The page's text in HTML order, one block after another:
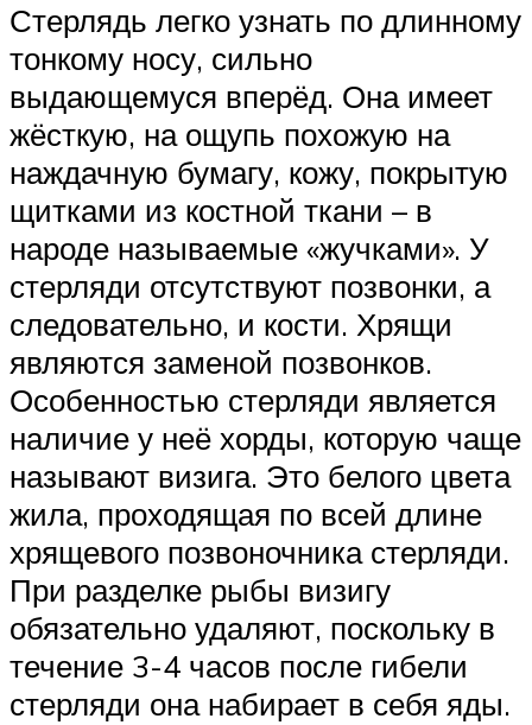
Стерлядь легко узнать по длинному
тонкому носу, сильно
выдающемуся вперёд. Она имеет
жёсткую, на ощупь похожую на
наждачную бумагу, кожу, покрытую
щитками из костной ткани – в
народе называемые «жучками». У
стерляди отсутствуют позвонки, а
следовательно, и кости. Хрящи
являются заменой позвонков.
Особенностью стерляди является
наличие у неё хорды, которую чаще
называют визига. Это белого цвета
жила, проходящая по всей длине
хрящевого позвоночника стерляди.
При разделке рыбы визигу
обязательно удаляют, поскольку в
течение 3-4 часов после гибели
стерляди она набирает в себя яды.